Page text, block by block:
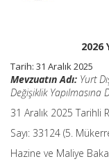
2026
Tarih: 31 Aralık 2025
Mevzuatın Adı: Yurt
Değişiklik Yapılmasına
31 Aralık 2025 Tarihli
Sayı: 33124 (5.
Hazine ve Maliye